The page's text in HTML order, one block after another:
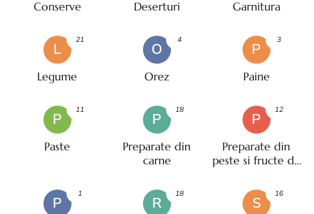
Conserve Deserturi Garnitura
L
Legume
21
O
Orez
4
P
Paine
3
P
Paste
11
P
Preparate din
carne
18
P
Preparate din
peste si fructe de
12
P
1
R
18
S
16